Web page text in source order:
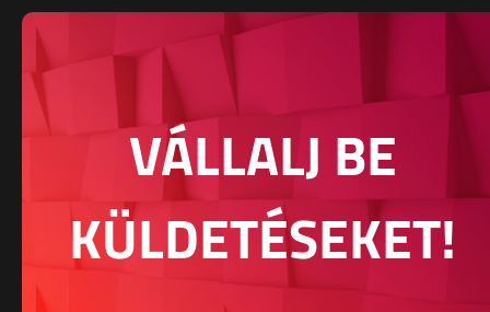
VÁLLALJ BE
KÜLDETÉSEKET!